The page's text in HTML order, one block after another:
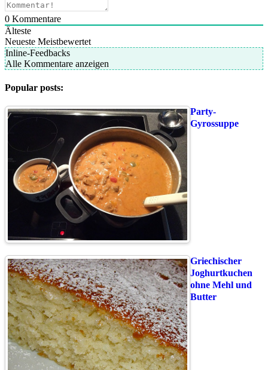
0 Kommentare
Älteste
Neueste Meistbewertet
Inline-Feedbacks
Alle Kommentare anzeigen
Popular posts:
Party-
Gyrossuppe
Griechischer
Joghurtkuchen
ohne Mehl und
Butter